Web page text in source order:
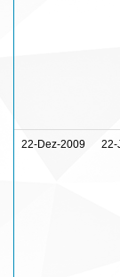
22-Dez-2009 22-